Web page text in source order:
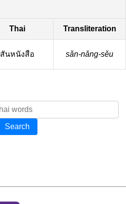
Thai Transliteration
สันหนังสือ sǎn-nǎng-sěu
Search